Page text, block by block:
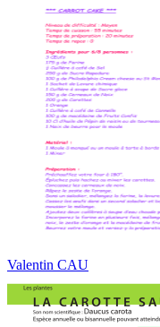
Valentin CAU